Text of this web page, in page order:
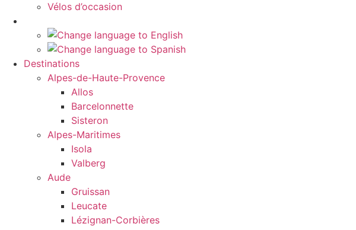
Vélos d’occasion
Destinations
Alpes-de-Haute-Provence
Allos
Barcelonnette
Sisteron
Alpes-Maritimes
Isola
Valberg
Aude
Gruissan
Leucate
Lézignan-Corbières